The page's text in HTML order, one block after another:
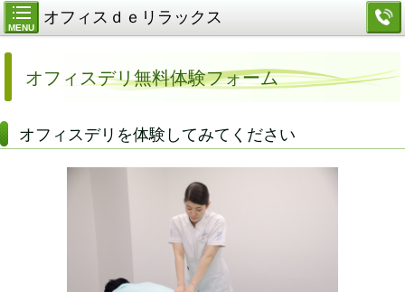
MENU
オフィスｄｅリラックス
オフィスデリ無料体験フォーム
オフィスデリを体験してみてください